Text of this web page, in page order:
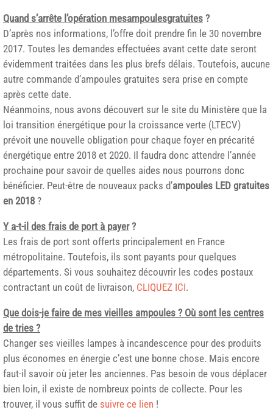
Quand s’arrête l’opération mesampoulesgratuites ?
D’après nos informations, l’offre doit prendre fin le 30 novembre
2017. Toutes les demandes effectuées avant cette date seront
évidemment traitées dans les plus brefs délais. Toutefois, aucune
autre commande d’ampoules gratuites sera prise en compte
après cette date.
Néanmoins, nous avons découvert sur le site du Ministère que la
loi transition énergétique pour la croissance verte (LTECV)
prévoit une nouvelle obligation pour chaque foyer en précarité
énergétique entre 2018 et 2020. Il faudra donc attendre l’année
prochaine pour savoir de quelles aides nous pourrons donc
bénéficier. Peut-être de nouveaux packs d’ampoules LED gratuites
en 2018 ?
Y a-t-il des frais de port à payer?
Les frais de port sont offerts principalement en France
métropolitaine. Toutefois, ils sont payants pour quelques
départements. Si vous souhaitez découvrir les codes postaux
contractant un coût de livraison, CLIQUEZ ICI.
Que dois-je faire de mes vieilles ampoules ? Où sont les centres
de tries ?
Changer ses vieilles lampes à incandescence pour des produits
plus économes en énergie c’est une bonne chose. Mais encore
faut-il savoir où jeter les anciennes. Pas besoin de vous déplacer
bien loin, il existe de nombreux points de collecte. Pour les
trouver, il vous suffit de suivre ce lien !